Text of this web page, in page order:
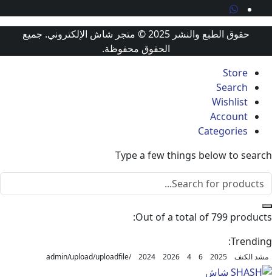
حقوق الطبع والنشر 2025 © متجر شاش الإلكتروني. جميع
الحقوق محفوظة.
Type a few things below to
Out of a total of 799
2025
4
2026
2024